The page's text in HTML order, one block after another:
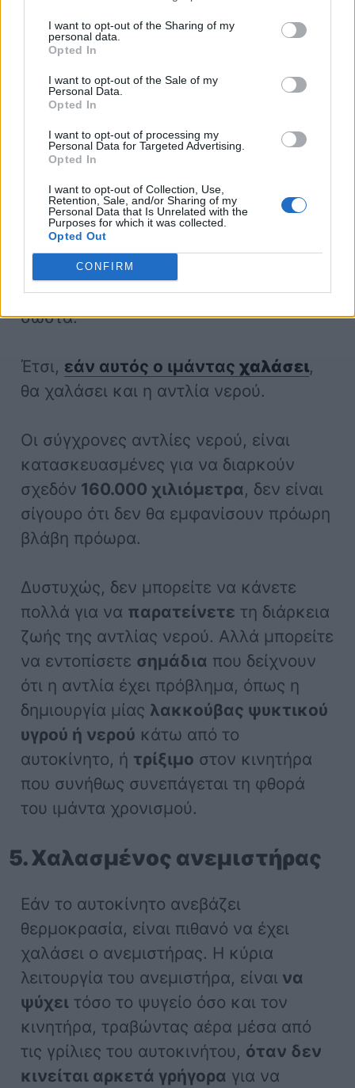
I want to opt-out of the Sharing of my
personal data.
Opted In
I want to opt-out of the Sale of my
Personal Data.
Opted In
I want to opt-out of processing my
Personal Data for Targeted Advertising.
Opted In
I want to opt-out of Collection, Use,
Retention, Sale, and/or Sharing of my
Personal Data that Is Unrelated with the
Purposes for which it was collected.
Opted Out
CONFIRM
Εάν η αντλία νερού δεν λειτουργεί
σωστά, το ψυκτικό υγρό
κυκλοφορεί στον κινητήρα. Αν και
ορισμένα νέα μοντέλα αυτοκινήτων,
διαθέτουν αντλίες νερού που
τροφοδοτούνται από ηλεκτρικά
συστήματα
εξακολουθούν να
ιμάντα χρονισμούγια να λειτουργούν
σωστά.
Έτσι, εάν αυτός ο ιμάνταςχαλάσει,
θα χαλάσει και η αντλία νερού.
Οι σύγχρονες αντλίες νερού, είναι
κατασκευασμένες για να διαρκούν
σχεδόν 160.000 χιλιόμετρα, δεν είναι
σίγουρο ότι δεν θα εμφανίσουν πρόωρη
βλάβη πρόωρα.
Δυστυχώς, δεν μπορείτε να κάνετε
πολλά για να παρατείνετε τη διάρκεια
ζωής της αντλίας νερού. Αλλά μπορείτε
να εντοπίσετε σημάδια που δείχνουν
ότι η αντλία έχει πρόβλημα, όπως η
δημιουργία μίας λακκούβας ψυκτικού
υγρού ή νερού κάτω από το
αυτοκίνητο, ή τρίξιμο στον κινητήρα
που συνήθως συνεπάγεται τη φθορά
του ιμάντα χρονισμού.
5. Χαλασμένος ανεμιστήρας
Εάν το αυτοκίνητο ανεβάζει
θερμοκρασία, είναι πιθανό να έχει
χαλάσει ο ανεμιστήρας. Η κύρια
λειτουργία του ανεμιστήρα, είναι να
ψύχει τόσο το ψυγείο όσο και τον
κινητήρα, τραβώντας αέρα μέσα από
τις γρίλιες του αυτοκινήτου, όταν δεν
κινείται αρκετά γρήγορα για να